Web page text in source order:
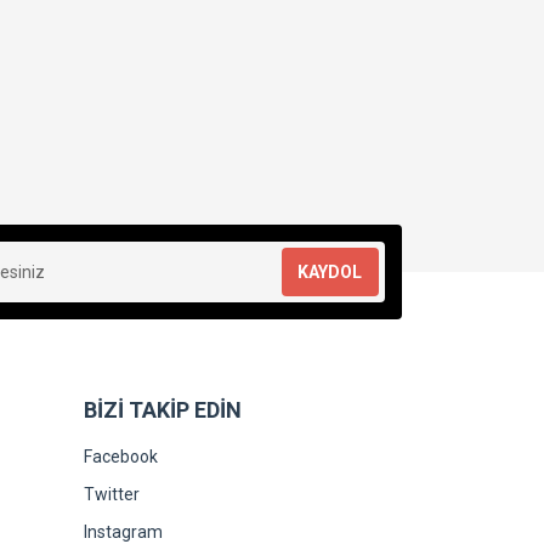
KAYDOL
BİZİ TAKİP EDİN
Facebook
Twitter
Instagram